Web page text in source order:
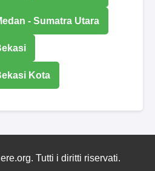
- Sumatra Utara
Kota
Tutti i diritti riservati.